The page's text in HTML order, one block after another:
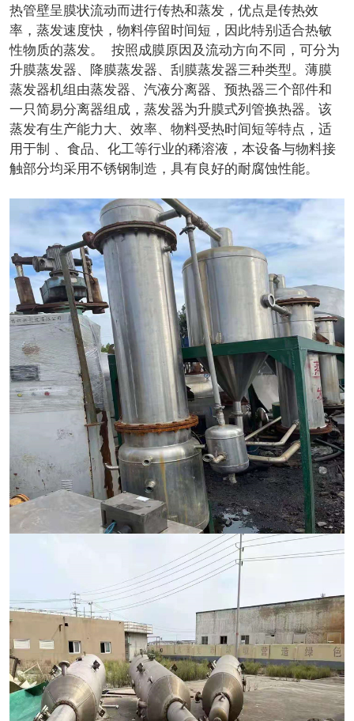
热管壁呈膜状流动而进行传热和蒸发，优点是传热效
率，蒸发速度快，物料停留时间短，因此特别适合热敏
性物质的蒸发。 按照成膜原因及流动方向不同，可分为
升膜蒸发器、降膜蒸发器、刮膜蒸发器三种类型。薄膜
蒸发器机组由蒸发器、汽液分离器、预热器三个部件和
一只简易分离器组成，蒸发器为升膜式列管换热器。该
蒸发有生产能力大、效率、物料受热时间短等特点，适
用于制 、食品、化工等行业的稀溶液，本设备与物料接
触部分均采用不锈钢制造，具有良好的耐腐蚀性能。